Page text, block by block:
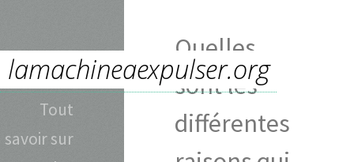
Tout
savoir sur
Quelles
sont les
différentes